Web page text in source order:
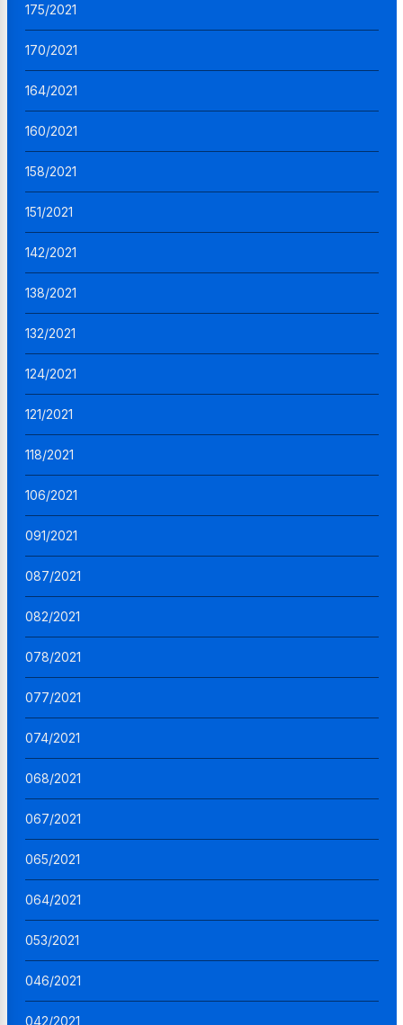
175/2021
170/2021
164/2021
160/2021
158/2021
151/2021
142/2021
138/2021
132/2021
124/2021
121/2021
118/2021
106/2021
091/2021
087/2021
082/2021
078/2021
077/2021
074/2021
068/2021
067/2021
065/2021
064/2021
053/2021
046/2021
042/2021